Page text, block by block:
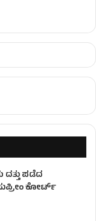
ದತ್ತು ಪಡೆದ
ಕೋರ್ಟ್